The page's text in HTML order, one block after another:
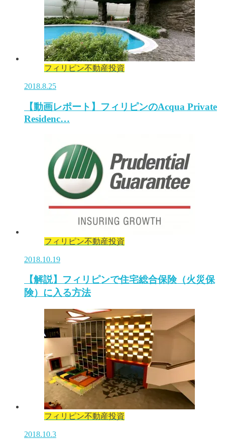
フィリピン不動産投資
2018.8.25
【動画レポート】フィリピンのAcqua Private
Residenc…
フィリピン不動産投資
2018.10.19
【解説】フィリピンで住宅総合保険（火災保
険）に入る方法
フィリピン不動産投資
2018.10.3